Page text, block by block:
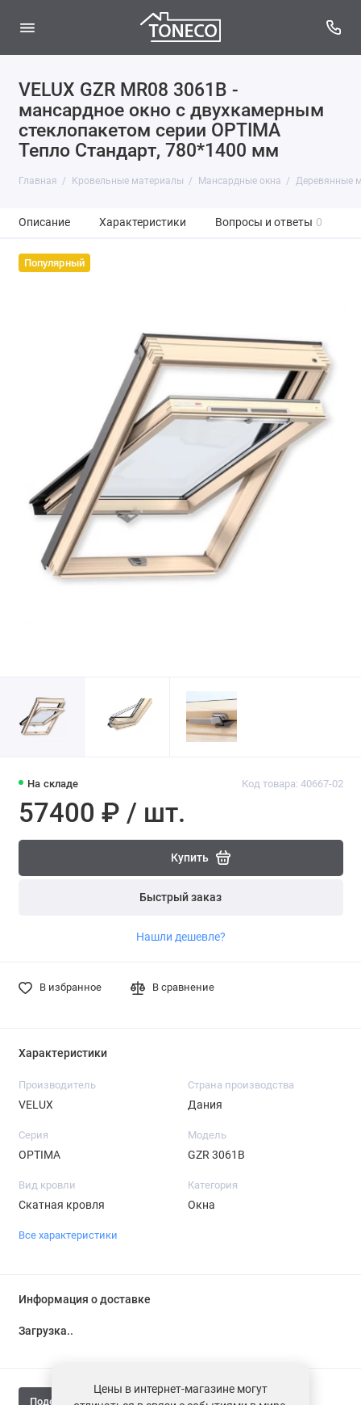
VELUX GZR MR08 3061B -
мансардное окно с двухкамерным
стеклопакетом серии OPTIMA
Тепло Стандарт, 780*1400 мм
Главная Кровельные материалы Мансардные окна Деревянные
Описание Характеристики Вопросы и ответы 0
Популярный
На складе Код товара: 40667-02
57400 ₽ / шт.
Купить
Быстрый заказ
Нашли дешевле?
В избранное В сравнение
Характеристики
Производитель
VELUX
Страна производства
Дания
Серия
OPTIMA
Модель
GZR 3061B
Вид кровли
Скатная кровля
Категория
Окна
Все характеристики
Информация о доставке
Загрузка...
Поделиться
Цены в интернет-магазине могут